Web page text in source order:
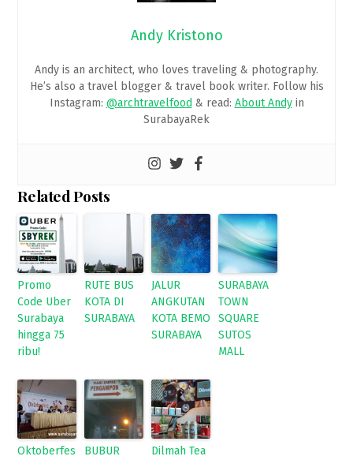
Andy Kristono
Andy is an architect, who loves traveling & photography.
He’s also a travel blogger & travel book writer. Follow his
Instagram: @archtravelfood & read: About Andyin
SurabayaRek
Related Posts
Promo
Code Uber
Surabaya
hingga 75
ribu!
RUTE BUS
KOTA DI
SURABAYA
JALUR
ANGKUTAN
KOTA BEMO
SURABAYA
SURABAYA
TOWN
SQUARE
SUTOS
MALL
Oktoberfes
BUBUR
Dilmah Tea